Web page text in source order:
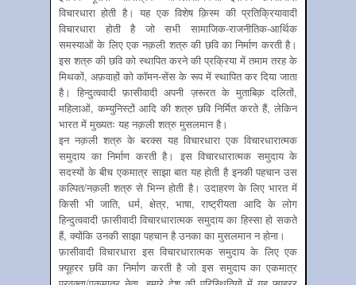
विचारधारा होती है। यह एक विशेष क़िस्म की प्रतिक्रियावादी
विचारधारा होती है जो सभी सामाजिक-राजनीतिक-आर्थिक
समस्याओं के लिए एक नक़ली शत्रु की छवि का निर्माण करती है।
इस शत्रु की छवि को स्थापित करने की प्रक्रिया में तमाम तरह के
मिथकों, अफ़वाहों को कॉमन-सेंस के रूप में स्थापित कर दिया जाता
है। हिन्दुत्ववादी फ़ासीवादी अपनी ज़रूरत के मुताबिक़ दलितों,
महिलाओं, कम्युनिस्टों आदि की शत्रु छवि निर्मित करते हैं, लेकिन
भारत में मुख्यतः यह नक़ली शत्रु मुसलमान है।
इन नक़ली शत्रु के बरक्स यह विचारधारा एक विचारधारात्मक
समुदाय का निर्माण करती है। इस विचारधारात्मक समुदाय के
सदस्यों के बीच एकमात्र साझा बात यह होती है इनकी पहचान उस
कल्पित/नक़ली शत्रु से भिन्न होती है। उदाहरण के लिए भारत में
किसी भी जाति, धर्म, क्षेत्र, भाषा, राष्ट्रीयता आदि के लोग
हिन्दुत्ववादी फ़ासीवादी विचारधारात्मक समुदाय का हिस्सा हो सकते
हैं, क्योंकि उनकी साझा पहचान है उनका का मुसलमान न होना।
फ़ासीवादी विचारधारा इस विचारधारात्मक समुदाय के लिए एक
फ़्यूहरर छवि का निर्माण करती है जो इस समुदाय का एकमात्र